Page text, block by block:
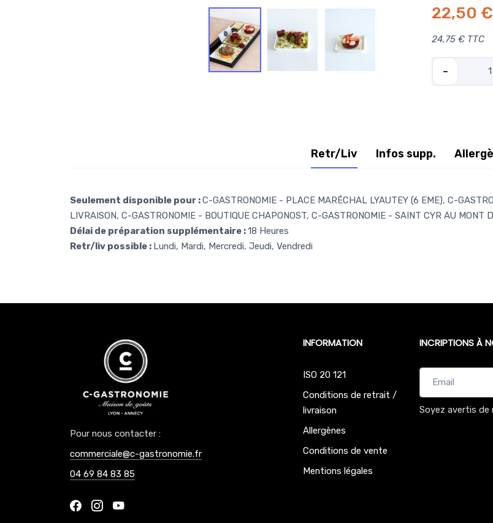
22,50 €
24,75 € TTC
-
Retr/Liv Infos supp.
Seulement disponible pour :C-GASTRONOMIE - PLACE MARÉCHAL LYAUTEY (6 EME), C-
LIVRAISON, C-GASTRONOMIE - BOUTIQUE CHAPONOST, C-GASTRONOMIE - SAINT CYR AU MONT
Délai de préparation supplémentaire :18 Heures
Retr/liv possible : Lundi, Mardi, Mercredi, Jeudi, Vendredi
Pour nous contacter :
commerciale@c-gastronomie.fr
04 69 84 83 85
INFORMATION
ISO 20 121
Conditions de retrait /
livraison
Allergènes
Conditions de vente
Mentions légales
INCRIPTIONS À
Soyez avertis de